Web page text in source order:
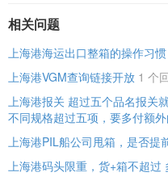
相关问题
上海港海运出口整箱的操作习惯
上海港VGM查询链接开放 1 个
上海港报关 超过五个品名报关
不同规格超过五项，要多付额
上海港PIL船公司甩箱，是否提
上海港码头限重，货+箱不超过